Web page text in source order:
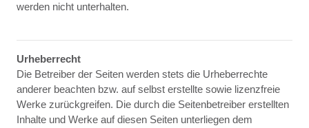
werden nicht unterhalten.
Urheberrecht
Die Betreiber der Seiten werden stets die Urheberrechte
anderer beachten bzw. auf selbst erstellte sowie lizenzfreie
Werke zurückgreifen. Die durch die Seitenbetreiber erstellten
Inhalte und Werke auf diesen Seiten unterliegen dem